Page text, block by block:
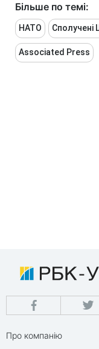
Більше по темі:
НАТО
Associated Press
Про компанію